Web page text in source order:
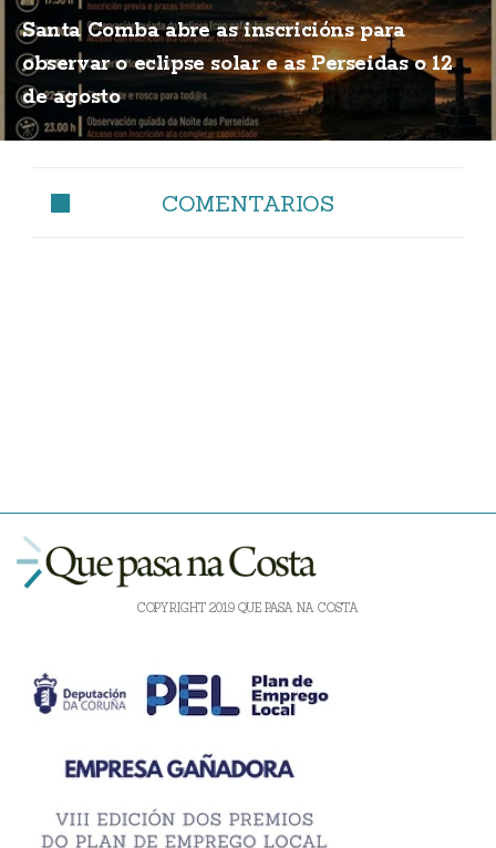
Santa Comba abre as inscricións para
observar o eclipse solar e as Perseidas o 12
de agosto
COMENTARIOS
COPYRIGHT 2019 QUE PASA NA COSTA